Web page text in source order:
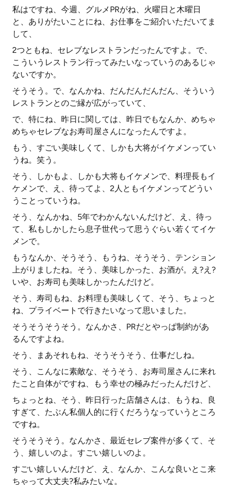
私はですね、今週、グルメPRがね、火曜日と木曜日
と、ありがたいことにね、お仕事をご紹介いただいてま
して、
2つともね、セレブなレストランだったんですよ。で、
こういうレストラン行ってみたいなっていうのあるじゃ
ないですか。
そうそう。で、なんかね、だんだんだんだん、そういう
レストランとのご縁が広がっていて、
で、特にね、昨日に関しては、昨日でもなんか、めちゃ
めちゃセレブなお寿司屋さんになったんですよ。
もう、すごい美味しくて、しかも大将がイケメンってい
うね。笑う。
そう、しかもよ、しかも大将もイケメンで、料理長もイ
ケメンで、え、待ってよ、2人ともイケメンってどうい
うことっていうね。
そう、なんかね、5年でわかんないんだけど、え、待っ
て、私もしかしたら息子世代って思うぐらい若くてイケ
メンで。
もうなんか、そうそう、もうね、そうそう、テンション
上がりましたね。そう、美味しかった、お酒が。え?え?
いや、お寿司も美味しかったんだけど。
そう、寿司もね、お料理も美味しくて、そう、ちょっと
ね、プライベートで行きたいなって思いました。
そうそうそうそう。なんかさ、PRだとやっぱ制約があ
るんですよね。
そう、まあそれもね、そうそうそう、仕事だしね。
そう、こんなに素敵な、そうそう、お寿司屋さんに来れ
たこと自体がですね、もう幸せの極みだったんだけど、
ちょっとね、そう、昨日行った店舗さんは、もうね、良
すぎて、たぶん私個人的に行くだろうなっていうところ
ですね。
そうそうそう。なんかさ、最近セレブ案件が多くて、そ
う、嬉しいのよ。すごい嬉しいのよ。
すごい嬉しいんだけど、え、なんか、こんな良いとこ来
ちゃって大丈夫?私みたいな。